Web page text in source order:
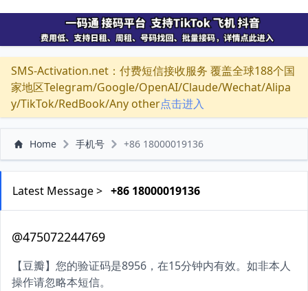
SMS-Activation.net：付费短信接收服务 覆盖全球188个国
家地区Telegram/Google/OpenAI/Claude/Wechat/Alipa
y/TikTok/RedBook/Any other点击进入
Home 手机号 +86 18000019136
Latest Message > +86 18000019136
@475072244769
【豆瓣】您的验证码是8956，在15分钟内有效。如非本人
操作请忽略本短信。